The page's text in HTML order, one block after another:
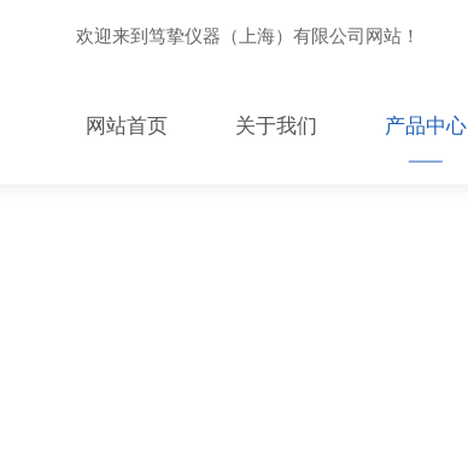
欢迎来到笃挚仪器（上海）有限公司网站！
网站首页 关于我们 产品中心